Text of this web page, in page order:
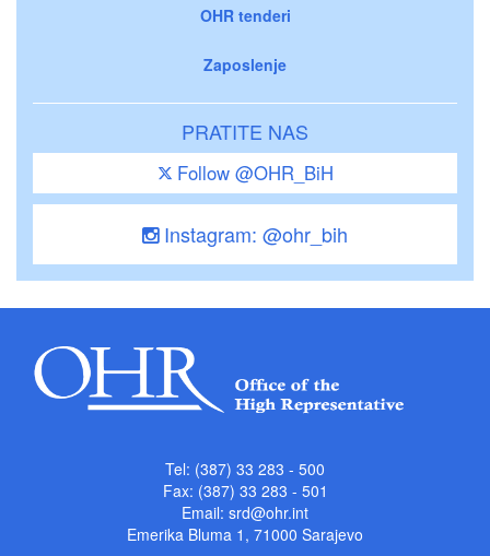
OHR tenderi
Zaposlenje
PRATITE NAS
Follow @OHR_BiH
Instagram: @ohr_bih
Tel: (387) 33 283 - 500
Fax: (387) 33 283 - 501
Email: srd@ohr.int
Emerika Bluma 1, 71000 Sarajevo